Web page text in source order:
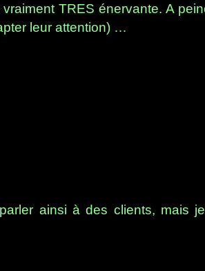
TRES énervante. A
leur attention) …
ainsi à des clients, mais